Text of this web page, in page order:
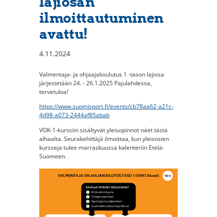
ilmoittautuminen
avattu!
4.11.2024
Valmentaja- ja ohjaajakoulutus 1 -tason lajiosa
järjestetään 24. - 26.1.2025 Pajulahdessa,
tervetuloa!
https://www.suomisport.fi/events/cb78aa62-a21c-
4d98-a073-2444af85abab
VOK-1-kurssiin sisältyvät yleisopinnot näet tästä
alhaalta. Seurakehittäjä ilmoittaa, kun yleisosien
kursseja tulee marraskuussa kalenteriin Etelä-
Suomeen.